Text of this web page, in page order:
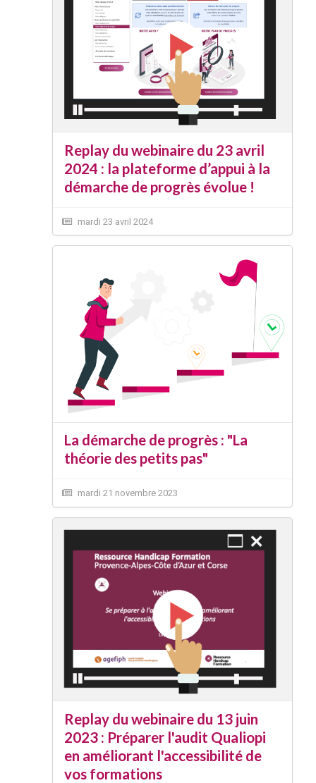
Replay du webinaire du 23 avril
2024 : la plateforme d’appui à la
démarche de progrès évolue !
mardi 23 avril 2024
La démarche de progrès : "La
théorie des petits pas"
mardi 21 novembre 2023
Replay du webinaire du 13 juin
2023 : Préparer l'audit Qualiopi
en améliorant l'accessibilité de
vos formations